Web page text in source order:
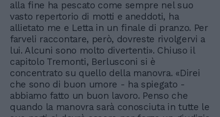
alla fine ha pescato come sempre nel suo
vasto repertorio di motti e aneddoti, ha
allietato me e Letta in un finale di pranzo. Per
farveli raccontare, però, dovreste rivolgervi a
lui. Alcuni sono molto divertenti». Chiuso il
capitolo Tremonti, Berlusconi si è
concentrato su quello della manovra. «Direi
che sono di buon umore - ha spiegato -
abbiamo fatto un buon lavoro. Penso che
quando la manovra sarà conosciuta in tutte le